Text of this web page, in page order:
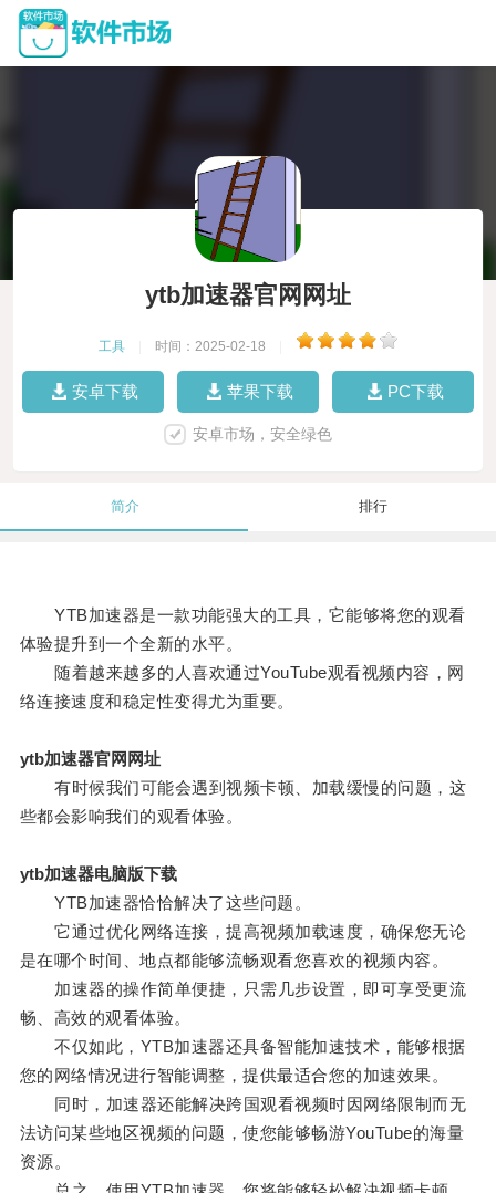
ytb加速器官网网址
工具 时间：2025-02-18
安卓下载 苹果下载 PC下载
安卓市场，安全绿色
简介 排行
YTB加速器是一款功能强大的工具，它能够将您的观看
体验提升到一个全新的水平。
随着越来越多的人喜欢通过YouTube观看视频内容，网
络连接速度和稳定性变得尤为重要。
ytb加速器官网网址
有时候我们可能会遇到视频卡顿、加载缓慢的问题，这
些都会影响我们的观看体验。
ytb加速器电脑版下载
YTB加速器恰恰解决了这些问题。
它通过优化网络连接，提高视频加载速度，确保您无论
是在哪个时间、地点都能够流畅观看您喜欢的视频内容。
加速器的操作简单便捷，只需几步设置，即可享受更流
畅、高效的观看体验。
不仅如此，YTB加速器还具备智能加速技术，能够根据
您的网络情况进行智能调整，提供最适合您的加速效果。
同时，加速器还能解决跨国观看视频时因网络限制而无
法访问某些地区视频的问题，使您能够畅游YouTube的海量
资源。